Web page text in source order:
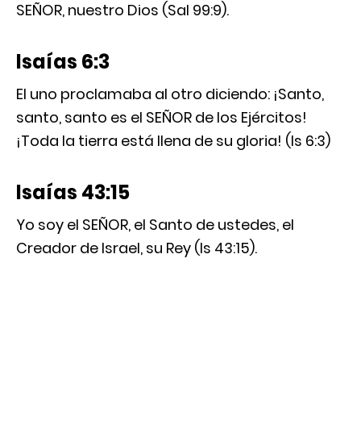
SEÑOR, nuestro Dios (Sal 99:9).
Isaías 6:3
El uno proclamaba al otro diciendo: ¡Santo,
santo, santo es el SEÑOR de los Ejércitos!
¡Toda la tierra está llena de su gloria! (Is 6:3)
Isaías 43:15
Yo soy el SEÑOR, el Santo de ustedes, el
Creador de Israel, su Rey (Is 43:15).